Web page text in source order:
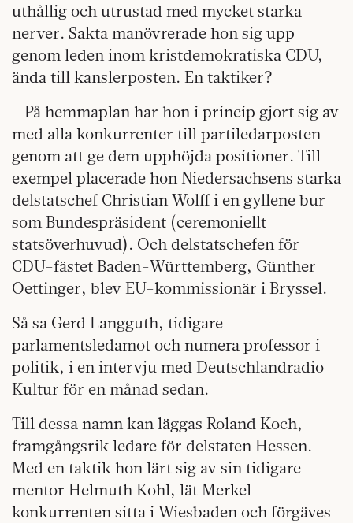
uthållig och utrustad med mycket starka
nerver. Sakta manövrerade hon sig upp
genom leden inom kristdemokratiska CDU,
ända till kanslerposten. En taktiker?
– På hemmaplan har hon i princip gjort sig av
med alla konkurrenter till partiledarposten
genom att ge dem upphöjda positioner. Till
exempel placerade hon Niedersachsens starka
delstatschef Christian Wolff i en gyllene bur
som Bundespräsident (ceremoniellt
statsöverhuvud). Och delstatschefen för
CDU-fästet Baden-Württemberg, Günther
Oettinger, blev EU-kommissionär i Bryssel.
Så sa Gerd Langguth, tidigare
parlamentsledamot och numera professor i
politik, i en intervju med Deutschlandradio
Kultur för en månad sedan.
Till dessa namn kan läggas Roland Koch,
framgångsrik ledare för delstaten Hessen.
Med en taktik hon lärt sig av sin tidigare
mentor Helmuth Kohl, lät Merkel
konkurrenten sitta i Wiesbaden och förgäves